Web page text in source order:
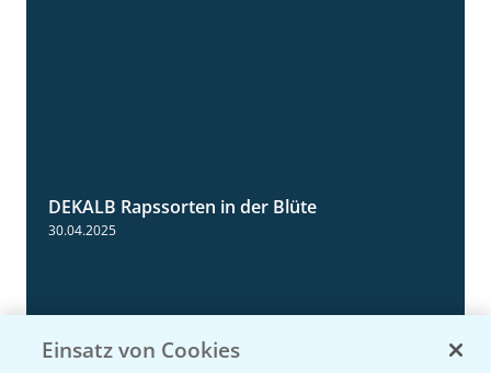
DEKALB Rapssorten in der Blüte
30.04.2025
Einsatz von Cookies